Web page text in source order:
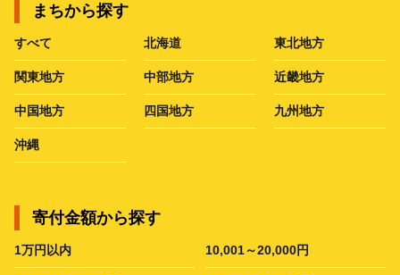
まちから探す
すべて 北海道 東北地方
関東地方 中部地方 近畿地方
中国地方 四国地方 九州地方
沖縄
寄付金額から探す
1万円以内 10,001～20,000円